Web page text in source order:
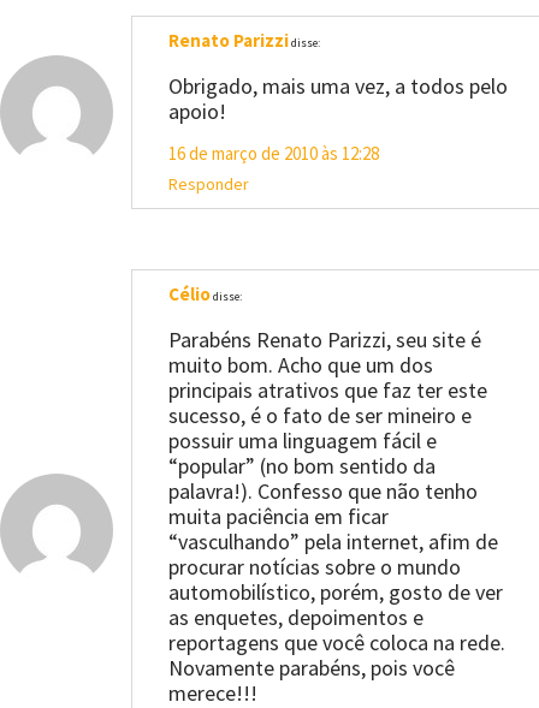
Renato Parizzidisse:
Obrigado, mais uma vez, a todos pelo
apoio!
16 de março de 2010 às 12:28
Responder
Céliodisse:
Parabéns Renato Parizzi, seu site é
muito bom. Acho que um dos
principais atrativos que faz ter este
sucesso, é o fato de ser mineiro e
possuir uma linguagem fácil e
“popular” (no bom sentido da
palavra!). Confesso que não tenho
muita paciência em ficar
“vasculhando” pela internet, afim de
procurar notícias sobre o mundo
automobilístico, porém, gosto de ver
as enquetes, depoimentos e
reportagens que você coloca na rede.
Novamente parabéns, pois você
merece!!!